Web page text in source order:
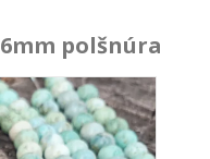
polšnúra